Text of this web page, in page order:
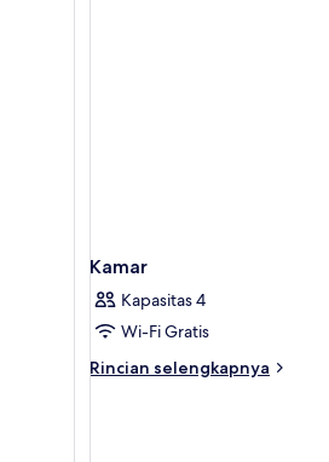
Kamar
Kapasitas 4
Wi-Fi Gratis
Rincian selengkapnya
Rincian